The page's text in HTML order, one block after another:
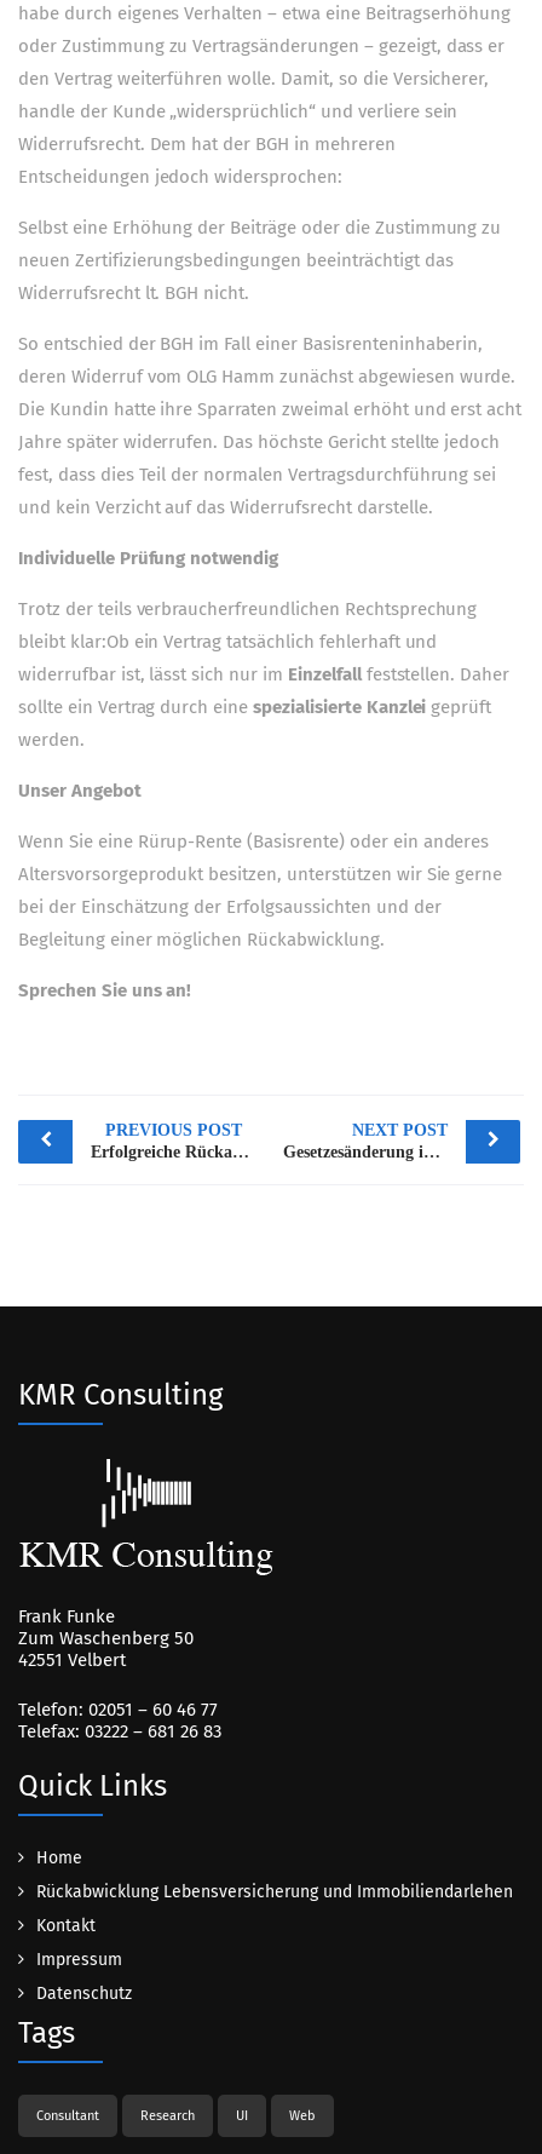
habe durch eigenes Verhalten – etwa eine Beitragserhöhung
oder Zustimmung zu Vertragsänderungen – gezeigt, dass er
den Vertrag weiterführen wolle. Damit, so die Versicherer,
handle der Kunde „widersprüchlich“ und verliere sein
Widerrufsrecht. Dem hat der BGH in mehreren
Entscheidungen jedoch widersprochen:
Selbst eine Erhöhung der Beiträge oder die Zustimmung zu
neuen Zertifizierungsbedingungen beeinträchtigt das
Widerrufsrecht lt. BGH nicht.
So entschied der BGH im Fall einer Basisrenteninhaberin,
deren Widerruf vom OLG Hamm zunächst abgewiesen wurde.
Die Kundin hatte ihre Sparraten zweimal erhöht und erst acht
Jahre später widerrufen. Das höchste Gericht stellte jedoch
fest, dass dies Teil der normalen Vertragsdurchführung sei
und kein Verzicht auf das Widerrufsrecht darstelle.
Individuelle Prüfung notwendig
Trotz der teils verbraucherfreundlichen Rechtsprechung
bleibt klar:Ob ein Vertrag tatsächlich fehlerhaft und
widerrufbar ist, lässt sich nur im Einzelfallfeststellen. Daher
sollte ein Vertrag durch einespezialisierte Kanzlei geprüft
werden.
Unser Angebot
Wenn Sie eine Rürup-Rente (Basisrente) oder ein anderes
Altersvorsorgeprodukt besitzen, unterstützen wir Sie gerne
bei der Einschätzung der Erfolgsaussichten und der
Begleitung einer möglichen Rückabwicklung.
Sprechen Sie uns an!
Post
navigation
PREVIOUS POST
Erfolgreiche Rückabwicklung von Basisrenten – Aktuelle Fallbeispiele mit der Allianz Lebensversicherung AG
NEXT POST
Gesetzesänderung im „Verbrauchervertrags- und Versicherungsvertragsrecht“ beschlossen Zunächst Entwarnung für Altverträge – wohl keine rückwirkende Einschränkung
KMR Consulting
Frank Funke
Zum Waschenberg 50
42551 Velbert
Telefon: 02051 – 60 46 77
Telefax: 03222 – 681 26 83
Quick Links
Home
Rückabwicklung Lebensversicherung und Immobiliendarlehen
Kontakt
Impressum
Datenschutz
Tags
Consultant Research UI Web